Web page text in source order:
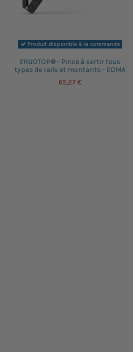
Produit disponible à la commande
ERGOTOP® - Pince à sertir tous
types de rails et montants - EDMA
65,27 €